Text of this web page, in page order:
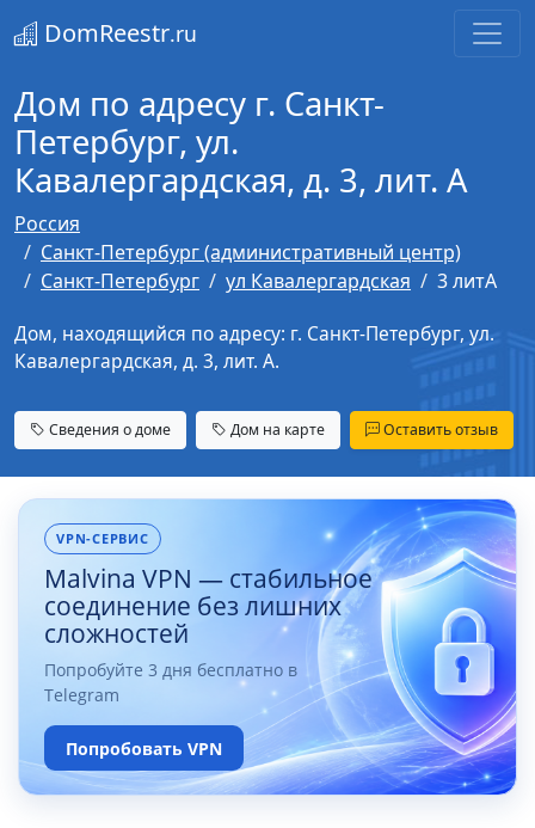
DomReestr.ru
Дом по адресу г. Санкт-
Петербург, ул.
Кавалергардская, д. 3, лит. А
Россия
Санкт-Петербург (административный центр)
Санкт-Петербург
ул Кавалергардская
3 литА
Дом, находящийся по адресу: г. Санкт-Петербург, ул.
Кавалергардская, д. 3, лит. А.
Сведения о доме Дом на карте Оставить отзыв
VPN-СЕРВИС
Malvina VPN — стабильное
соединение без лишних
сложностей
Попробуйте 3 дня бесплатно в
Telegram
Попробовать VPN